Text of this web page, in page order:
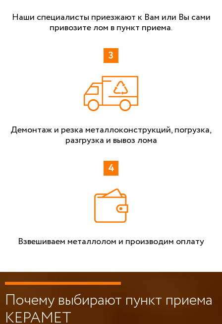
Наши специалисты приезжают к Вам или Вы сами
привозите лом в пункт приема.
Демонтаж и резка металлоконструкций, погрузка,
разгрузка и вывоз лома
Взвешиваем металлолом и производим оплату
Почему выбирают пункт приема
КЕРАМЕТ